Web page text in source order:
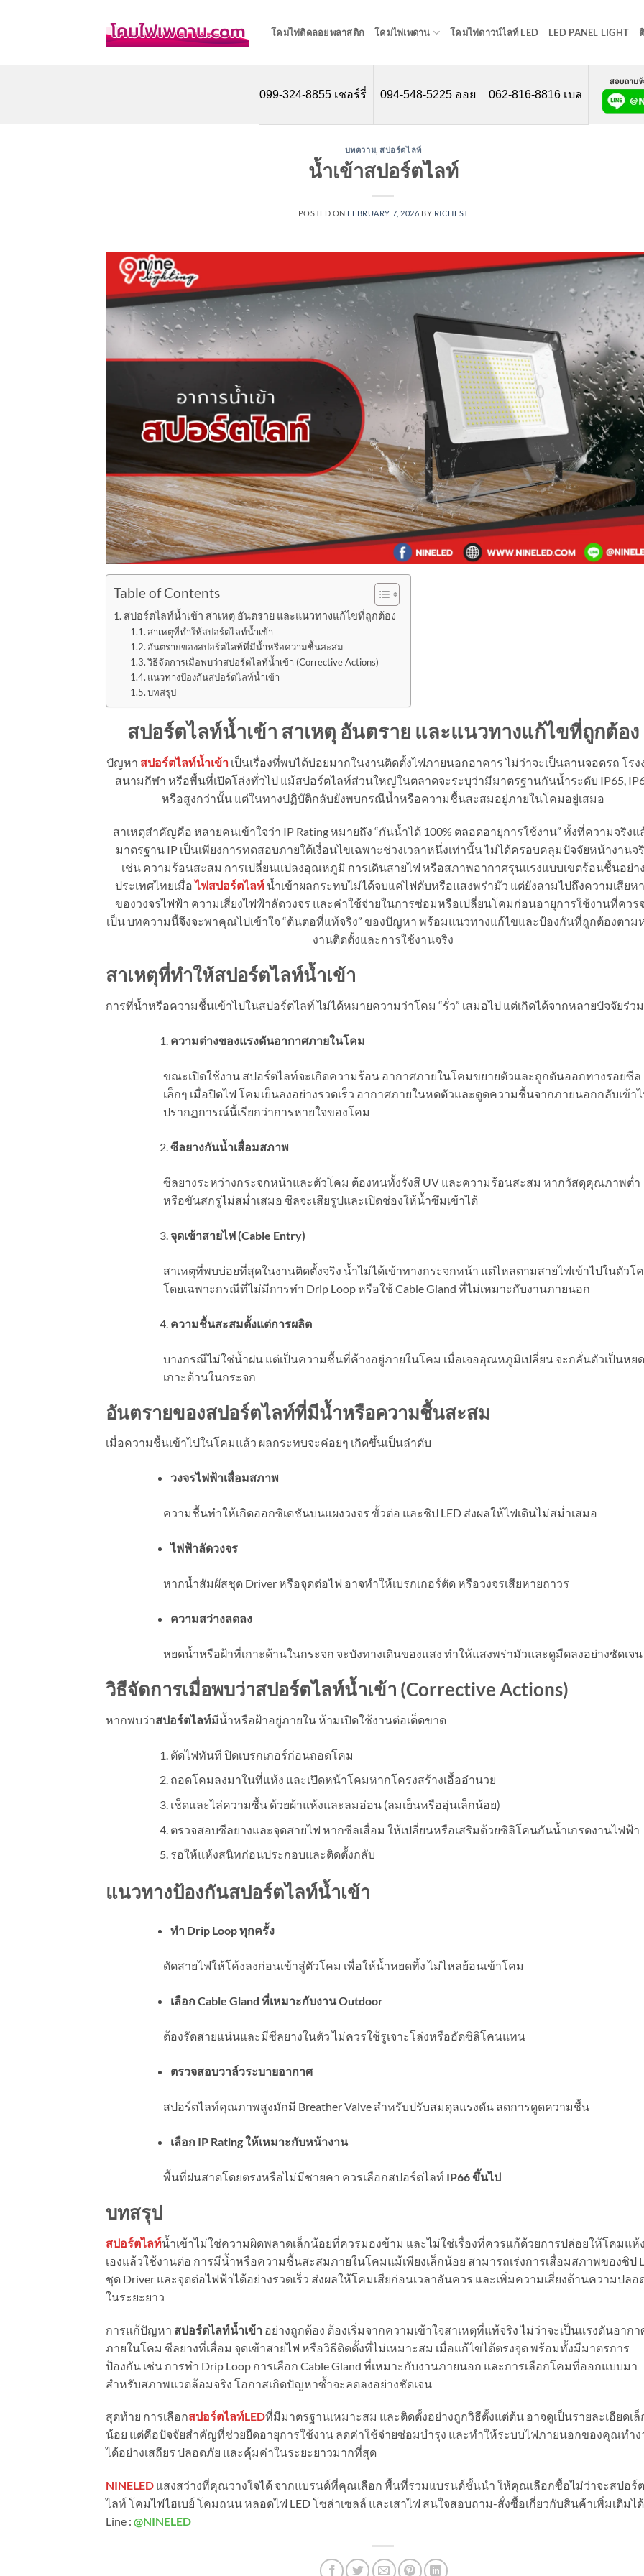
โคมไฟติดลอยพลาสติก โคมไฟเพดาน โคมไฟดาวน์ไลท์ LED LED PANEL LIGHT
099-324-8855 เชอร์รี่ 094-548-5225 ออย 062-816-8816 เบล
บทความ สปอร์ตไลท์
น้ำเข้าสปอร์ตไลท์
POSTED ON FEBRUARY 7, 2026 BY RICHEST
Table of Contents
สปอร์ตไลท์น้ำเข้า สาเหตุ อันตราย และแนวทางแก้ไขที่ถูกต้อง
สาเหตุที่ทำให้สปอร์ตไลท์น้ำเข้า
อันตรายของสปอร์ตไลท์ที่มีน้ำหรือความชื้นสะสม
วิธีจัดการเมื่อพบว่าสปอร์ตไลท์น้ำเข้า (Corrective Actions)
แนวทางป้องกันสปอร์ตไลท์น้ำเข้า
บทสรุป
สปอร์ตไลท์น้ำเข้า สาเหตุ อันตราย และแนวทางแก้ไขที่ถูกต้อง
ปัญหา สปอร์ตไลท์น้ำเข้าเป็นเรื่องที่พบได้บ่อยมากในงานติดตั้งไฟภายนอกอาคาร ไม่ว่าจะเป็นลานจอดรถ โรง
สนามกีฬา หรือพื้นที่เปิดโล่งทั่วไป แม้สปอร์ตไลท์ส่วนใหญ่ในตลาดจะระบุว่ามีมาตรฐานกันน้ำระดับ IP65,
หรือสูงกว่านั้น แต่ในทางปฏิบัติกลับยังพบกรณีน้ำหรือความชื้นสะสมอยู่ภายในโคมอยู่เสมอ
สาเหตุสำคัญคือ หลายคนเข้าใจว่า IP Rating หมายถึง “กันน้ำได้ 100% ตลอดอายุการใช้งาน” ทั้งที่ความจริงแ
มาตรฐาน IP เป็นเพียงการทดสอบภายใต้เงื่อนไขเฉพาะช่วงเวลาหนึ่งเท่านั้น ไม่ได้ครอบคลุมปัจจัยหน้างานจ
เช่น ความร้อนสะสม การเปลี่ยนแปลงอุณหภูมิ การเดินสายไฟ หรือสภาพอากาศรุนแรงแบบเขตร้อนชื้นอย่า
ประเทศไทยเมื่อไฟสปอร์ตไลท์ น้ำเข้าผลกระทบไม่ได้จบแค่ไฟดับหรือแสงพร่ามัว แต่ยังลามไปถึงความเสียห
ของวงจรไฟฟ้า ความเสี่ยงไฟฟ้าลัดวงจร และค่าใช้จ่ายในการซ่อมหรือเปลี่ยนโคมก่อนอายุการใช้งานที่ควร
เป็น บทความนี้จึงจะพาคุณไปเข้าใจ “ต้นตอที่แท้จริง” ของปัญหา พร้อมแนวทางแก้ไขและป้องกันที่ถูกต้องตาม
งานติดตั้งและการใช้งานจริง
สาเหตุที่ทำให้สปอร์ตไลท์น้ำเข้า
การที่น้ำหรือความชื้นเข้าไปในสปอร์ตไลท์ ไม่ได้หมายความว่าโคม “รั่ว” เสมอไป แต่เกิดได้จากหลายปัจจัยร่ว
ความต่างของแรงดันอากาศภายในโคม
ขณะเปิดใช้งาน สปอร์ตไลท์จะเกิดความร้อน อากาศภายในโคมขยายตัวและถูกดันออกทางรอยซีล
เล็กๆ เมื่อปิดไฟ โคมเย็นลงอย่างรวดเร็ว อากาศภายในหดตัวและดูดความชื้นจากภายนอกกลับเข้า
ปรากฏการณ์นี้เรียกว่าการหายใจของโคม
ซีลยางกันน้ำเสื่อมสภาพ
ซีลยางระหว่างกระจกหน้าและตัวโคม ต้องทนทั้งรังสี UV และความร้อนสะสม หากวัสดุคุณภาพต่ำ
หรือขันสกรูไม่สม่ำเสมอ ซีลจะเสียรูปและเปิดช่องให้น้ำซึมเข้าได้
จุดเข้าสายไฟ (Cable Entry)
สาเหตุที่พบบ่อยที่สุดในงานติดตั้งจริง น้ำไม่ได้เข้าทางกระจกหน้า แต่ไหลตามสายไฟเข้าไปในตัวโ
โดยเฉพาะกรณีที่ไม่มีการทำ Drip Loop หรือใช้ Cable Gland ที่ไม่เหมาะกับงานภายนอก
ความชื้นสะสมตั้งแต่การผลิต
บางกรณีไม่ใช่น้ำฝน แต่เป็นความชื้นที่ค้างอยู่ภายในโคม เมื่อเจออุณหภูมิเปลี่ยน จะกลั่นตัวเป็นหย
เกาะด้านในกระจก
อันตรายของสปอร์ตไลท์ที่มีน้ำหรือความชื้นสะสม
เมื่อความชื้นเข้าไปในโคมแล้ว ผลกระทบจะค่อยๆ เกิดขึ้นเป็นลำดับ
วงจรไฟฟ้าเสื่อมสภาพ
ความชื้นทำให้เกิดออกซิเดชันบนแผงวงจร ขั้วต่อ และชิป LED ส่งผลให้ไฟเดินไม่สม่ำเสมอ
ไฟฟ้าลัดวงจร
หากน้ำสัมผัสชุด Driver หรือจุดต่อไฟ อาจทำให้เบรกเกอร์ตัด หรือวงจรเสียหายถาวร
ความสว่างลดลง
หยดน้ำหรือฝ้าที่เกาะด้านในกระจก จะบังทางเดินของแสง ทำให้แสงพร่ามัวและดูมืดลงอย่างชัดเจน
วิธีจัดการเมื่อพบว่าสปอร์ตไลท์น้ำเข้า (Corrective Actions)
หากพบว่าสปอร์ตไลท์มีน้ำหรือฝ้าอยู่ภายใน ห้ามเปิดใช้งานต่อเด็ดขาด
ตัดไฟทันที ปิดเบรกเกอร์ก่อนถอดโคม
ถอดโคมลงมาในที่แห้ง และเปิดหน้าโคมหากโครงสร้างเอื้ออำนวย
เช็ดและไล่ความชื้น ด้วยผ้าแห้งและลมอ่อน (ลมเย็นหรืออุ่นเล็กน้อย)
ตรวจสอบซีลยางและจุดสายไฟ หากซีลเสื่อม ให้เปลี่ยนหรือเสริมด้วยซิลิโคนกันน้ำเกรดงานไฟฟ้า
รอให้แห้งสนิทก่อนประกอบและติดตั้งกลับ
แนวทางป้องกันสปอร์ตไลท์น้ำเข้า
ทำ Drip Loop ทุกครั้ง
ดัดสายไฟให้โค้งลงก่อนเข้าสู่ตัวโคม เพื่อให้น้ำหยดทิ้ง ไม่ไหลย้อนเข้าโคม
เลือก Cable Gland ที่เหมาะกับงาน Outdoor
ต้องรัดสายแน่นและมีซีลยางในตัว ไม่ควรใช้รูเจาะโล่งหรืออัดซิลิโคนแทน
ตรวจสอบวาล์วระบายอากาศ
สปอร์ตไลท์คุณภาพสูงมักมี Breather Valve สำหรับปรับสมดุลแรงดัน ลดการดูดความชื้น
เลือก IP Rating ให้เหมาะกับหน้างาน
พื้นที่ฝนสาดโดยตรงหรือไม่มีชายคา ควรเลือกสปอร์ตไลท์ IP66 ขึ้นไป
บทสรุป
สปอร์ตไลท์น้ำเข้าไม่ใช่ความผิดพลาดเล็กน้อยที่ควรมองข้าม และไม่ใช่เรื่องที่ควรแก้ด้วยการปล่อยให้โคมแห้
เองแล้วใช้งานต่อ การมีน้ำหรือความชื้นสะสมภายในโคมแม้เพียงเล็กน้อย สามารถเร่งการเสื่อมสภาพของชิป
ชุด Driver และจุดต่อไฟฟ้าได้อย่างรวดเร็ว ส่งผลให้โคมเสียก่อนเวลาอันควร และเพิ่มความเสี่ยงด้านความปลอ
ในระยะยาว
การแก้ปัญหา สปอร์ตไลท์น้ำเข้า อย่างถูกต้อง ต้องเริ่มจากความเข้าใจสาเหตุที่แท้จริง ไม่ว่าจะเป็นแรงดันอากา
ภายในโคม ซีลยางที่เสื่อม จุดเข้าสายไฟ หรือวิธีติดตั้งที่ไม่เหมาะสม เมื่อแก้ไขได้ตรงจุด พร้อมทั้งมีมาตรการ
ป้องกัน เช่น การทำ Drip Loop การเลือก Cable Gland ที่เหมาะกับงานภายนอก และการเลือกโคมที่ออกแบบมา
สำหรับสภาพแวดล้อมจริง โอกาสเกิดปัญหาซ้ำจะลดลงอย่างชัดเจน
สุดท้าย การเลือกสปอร์ตไลท์LEDที่มีมาตรฐานเหมาะสม และติดตั้งอย่างถูกวิธีตั้งแต่ต้น อาจดูเป็นรายละเอียดเล็
น้อย แต่คือปัจจัยสำคัญที่ช่วยยืดอายุการใช้งาน ลดค่าใช้จ่ายซ่อมบำรุง และทำให้ระบบไฟภายนอกของคุณทำง
ได้อย่างเสถียร ปลอดภัย และคุ้มค่าในระยะยาวมากที่สุด
NINELED แสงสว่างที่คุณวางใจได้ จากแบรนด์ที่คุณเลือก พื้นที่รวมแบรนด์ชั้นนำ ให้คุณเลือกซื้อไม่ว่าจะสปอร์ต
ไลท์ โคมไฟไฮเบย์ โคมถนน หลอดไฟ LED โซล่าเซลล์ และเสาไฟ สนใจสอบถาม-สั่งซื้อเกี่ยวกับสินค้าเพิ่มเติมไ
Line : @NINELED